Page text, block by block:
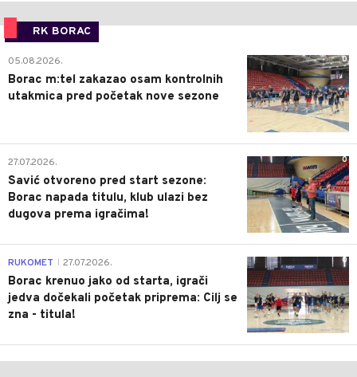
RK BORAC
0
05.08.2026.
Borac m:tel zakazao osam kontrolnih
utakmica pred početak nove sezone
0
27.07.2026.
Savić otvoreno pred start sezone:
Borac napada titulu, klub ulazi bez
dugova prema igračima!
0
RUKOMET 27.07.2026.
Borac krenuo jako od starta, igrači
jedva dočekali početak priprema: Cilj se
zna - titula!